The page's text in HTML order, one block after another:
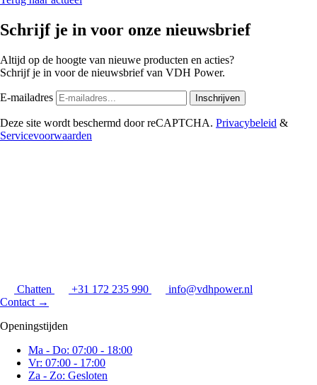
Schrijf je in voor onze nieuwsbrief
Altijd op de hoogte van nieuwe producten en acties?
Schrijf je in voor de nieuwsbrief van VDH Power.
E-mailadres Inschrijven
Deze site wordt beschermd door reCAPTCHA. Privacybeleid &
Servicevoorwaarden
Chatten +31 172 235 990
info@vdhpower.nl
Contact →
Openingstijden
Ma - Do: 07:00 - 18:00
Vr: 07:00 - 17:00
Za - Zo: Gesloten